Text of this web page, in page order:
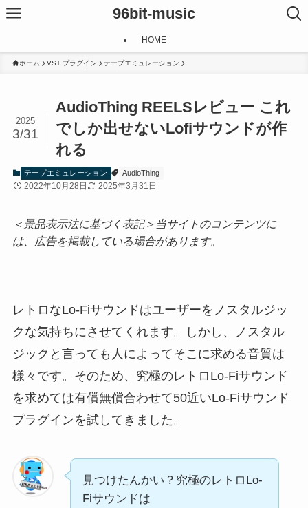
96bit-music
HOME
ホーム VST プラグイン テープエミュレーション
AudioThing REELSレビュー これ
でしか出せないLofiサウンドが作
れる
2025
3/31
テープエミュレーション AudioThing
2022年10月28日 2025年3月31日
＜景品表示法に基づく表記＞当サイトのコンテンツに
は、広告を掲載している場合があります。
レトロなLo-Fiサウンドはユーザーをノスタルジッ
クな気持ちにさせてくれます。しかし、ノスタル
ジックと言っても人によってそこに求める音質は
様々です。そのため、究極のレトロLo-Fiサウンド
を求めては有償無償合わせて50近いLo-Fiサウンド
プラグインを試してきました。
見つけたんかい？究極のレトロLo-
Fiサウンドは